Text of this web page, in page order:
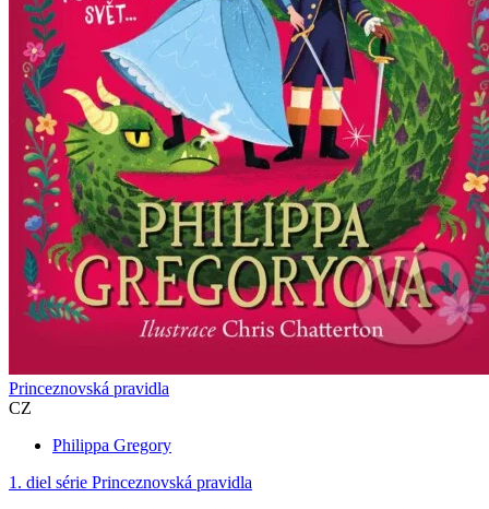
Princeznovská pravidla
CZ
Philippa Gregory
1. diel série Princeznovská pravidla